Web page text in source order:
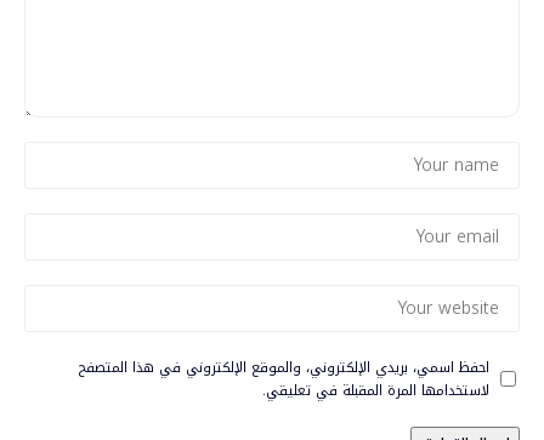
احفظ اسمي، بريدي الإلكتروني، والموقع الإلكتروني في هذا المتصفح
لاستخدامها المرة المقبلة في تعليقي.